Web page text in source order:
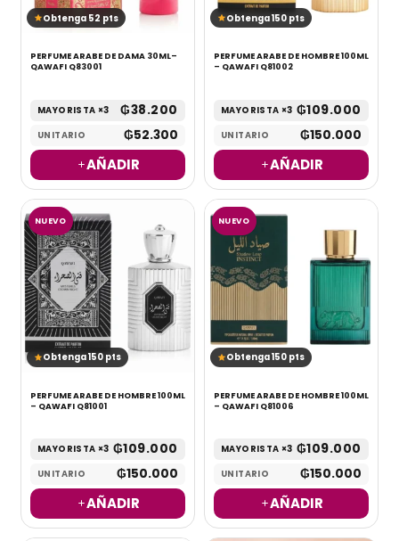
Obtenga 52 pts
PERFUME ARABE DE DAMA 30ML–
QAWAFI Q83001
MAYORISTA ×3 ₲38.200
UNITARIO ₲52.300
AÑADIR
Obtenga 150 pts
PERFUME ARABE DE HOMBRE 100ML
– QAWAFI Q81002
MAYORISTA ×3 ₲109.000
UNITARIO ₲150.000
AÑADIR
NUEVO
Obtenga 150 pts
PERFUME ARABE DE HOMBRE 100ML
– QAWAFI Q81001
MAYORISTA ×3 ₲109.000
UNITARIO ₲150.000
AÑADIR
NUEVO
Obtenga 150 pts
PERFUME ARABE DE HOMBRE 100ML
– QAWAFI Q81006
MAYORISTA ×3 ₲109.000
UNITARIO ₲150.000
AÑADIR